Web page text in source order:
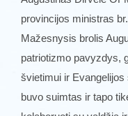
provincijos ministras
Mažesnysis brolis
patriotizmo pavyzdys,
švietimui ir
buvo suimtas ir tapo